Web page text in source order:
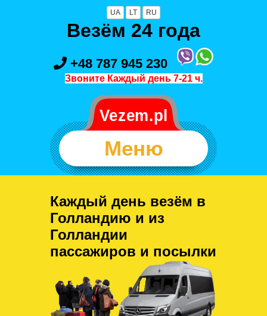
UA LT RU
Везём 24 года
+48 787 945 230
Звоните Каждый день 7-21 ч.
Меню
Каждый день везём в
Голландию и из
Голландии
пассажиров и посылки